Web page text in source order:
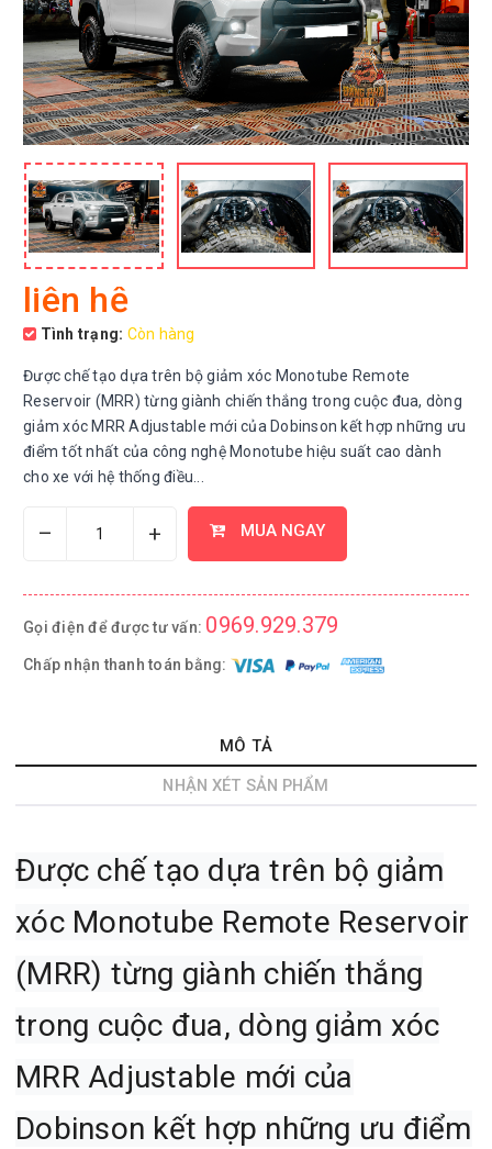
liên hệ
Tình trạng: Còn hàng
Được chế tạo dựa trên bộ giảm xóc Monotube Remote
Reservoir (MRR) từng giành chiến thắng trong cuộc đua, dòng
giảm xóc MRR Adjustable mới của Dobinson kết hợp những ưu
điểm tốt nhất của công nghệ Monotube hiệu suất cao dành
cho xe với hệ thống điều...
– + MUA NGAY
Gọi điện để được tư vấn: 0969.929.379
Chấp nhận thanh toán bằng:
MÔ TẢ
NHẬN XÉT SẢN PHẨM
Được chế tạo dựa trên bộ giảm
xóc Monotube Remote Reservoir
(MRR) từng giành chiến thắng
trong cuộc đua, dòng giảm xóc
MRR Adjustable mới của
Dobinson kết hợp những ưu điểm